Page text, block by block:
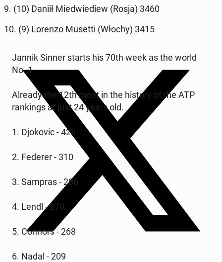
9. (10) Daniił Mied­wiediew (Rosja) 3460
10. (9) Lorenzo Musetti (Włochy) 3415
Jannik Sinner starts his 70th week as the world
No. 1.
Already the 12th most in the history of the ATP
rank­ings at just 24 years old.
1. Djokovic - 428
2. Federer - 310
3. Sampras - 286
4. Lendl - 270
5. Connors - 268
6. Nadal - 209